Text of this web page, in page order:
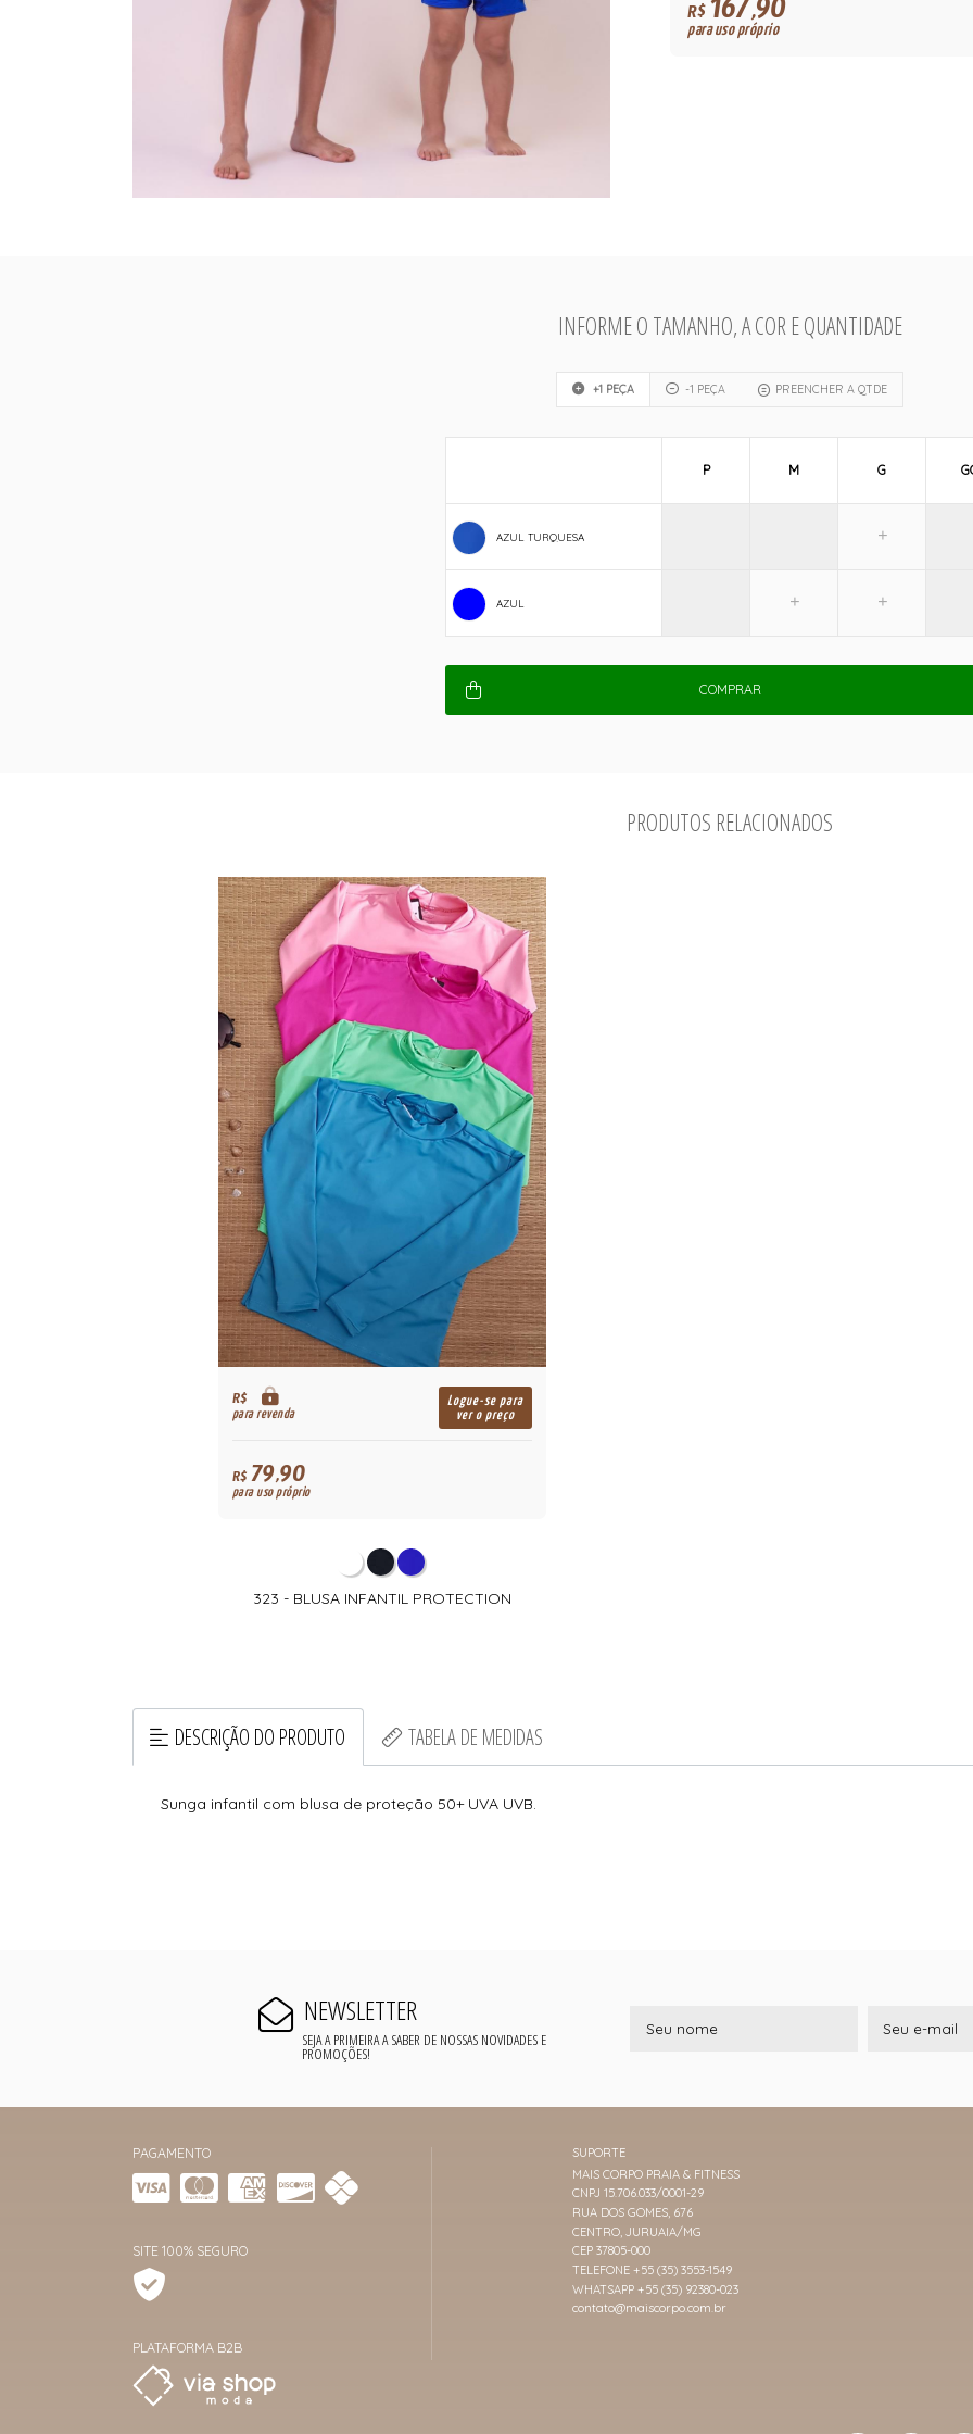
R$167,90
para uso próprio
INFORME O TAMANHO, A COR E QUANTIDADE
+1 PEÇA -1 PEÇA PREENCHER A QTDE
AZUL TURQUESA
AZUL
P M G
COMPRAR
PRODUTOS RELACIONADOS
R$
para revenda
Logue-se para
ver o preço
R$79,90
para uso próprio
323 - BLUSA INFANTIL PROTECTION
DESCRIÇÃO DO PRODUTO TABELA DE MEDIDAS
Sunga infantil com blusa de proteção 50+ UVA UVB.
NEWSLETTER
SEJA A PRIMEIRA A SABER DE NOSSAS NOVIDADES E
PROMOÇÕES!
PAGAMENTO
SITE 100% SEGURO
PLATAFORMA B2B
SUPORTE
MAIS CORPO PRAIA & FITNESS
CNPJ 15.706.033/0001-29
RUA DOS GOMES, 676
CENTRO, JURUAIA/MG
CEP 37805-000
TELEFONE +55 (35) 3553-1549
WHATSAPP +55 (35) 92380-023
contato@maiscorpo.com.br